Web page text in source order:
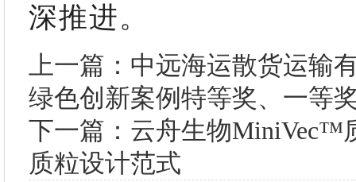
深推进。
上一篇：中远海运散货运输
绿色创新案例特等奖、一等
下一篇：云舟生物MiniVec™
质粒设计范式